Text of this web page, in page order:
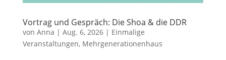
Vortrag und Gespräch: Die Shoa & die DDR
von Anna | Aug. 6, 2026| Einmalige
Veranstaltungen, Mehrgenerationenhaus